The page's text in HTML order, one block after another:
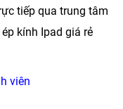
tiếp qua trung tâm
kính Ipad giá rẻ
viên